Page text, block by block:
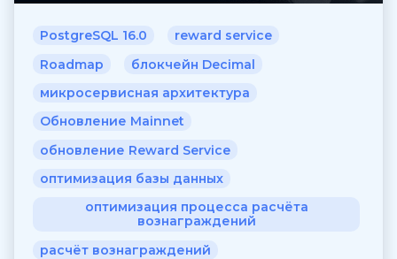
PostgreSQL 16.0
reward service
Roadmap
блокчейн Decimal
микросервисная архитектура
Обновление Mainnet
обновление Reward Service
оптимизация базы данных
оптимизация процесса расчёта
вознаграждений
расчёт вознаграждений